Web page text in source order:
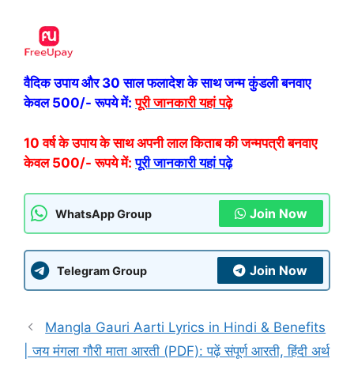
वैदिक उपाय और 30 साल फलादेश के साथ जन्म कुंडली बनवाए
केवल 500/- रूपये में: पूरी जानकारी यहां पढ़े
10 वर्ष के उपाय के साथ अपनी लाल किताब की जन्मपत्री बनवाए
केवल 500/- रूपये में: पूरी जानकारी यहां पढ़े
WhatsApp Group Join Now
Telegram Group Join Now
Mangla Gauri Aarti Lyrics in Hindi & Benefits
| जय मंगला गौरी माता आरती (PDF): पढ़ें संपूर्ण आरती, हिंदी अर्थ